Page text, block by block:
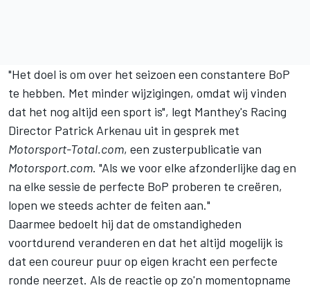
"Het doel is om over het seizoen een constantere BoP
te hebben. Met minder wijzigingen, omdat wij vinden
dat het nog altijd een sport is", legt Manthey's Racing
Director Patrick Arkenau uit in gesprek met
Motorsport-Total.com, een zusterpublicatie van
Motorsport.com. "Als we voor elke afzonderlijke dag en
na elke sessie de perfecte BoP proberen te creëren,
lopen we steeds achter de feiten aan."
Daarmee bedoelt hij dat de omstandigheden
voortdurend veranderen en dat het altijd mogelijk is
dat een coureur puur op eigen kracht een perfecte
ronde neerzet. Als de reactie op zo'n momentopname